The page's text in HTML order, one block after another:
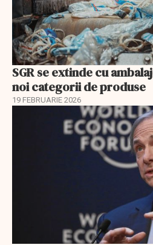
SGR se extinde cu
noi categorii de produse
19 FEBRUARIE 2026